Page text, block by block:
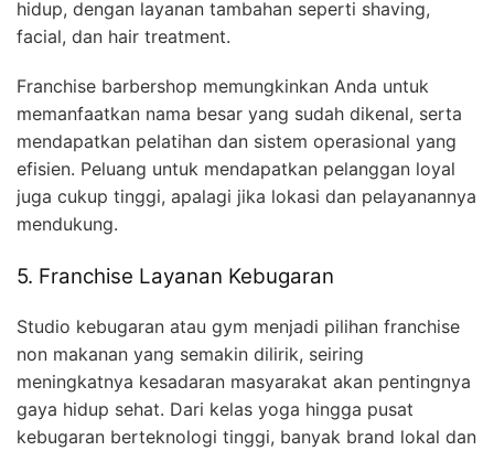
hidup, dengan layanan tambahan seperti shaving,
facial, dan hair treatment.
Franchise barbershop memungkinkan Anda untuk
memanfaatkan nama besar yang sudah dikenal, serta
mendapatkan pelatihan dan sistem operasional yang
efisien. Peluang untuk mendapatkan pelanggan loyal
juga cukup tinggi, apalagi jika lokasi dan pelayanannya
mendukung.
5. Franchise Layanan Kebugaran
Studio kebugaran atau gym menjadi pilihan franchise
non makanan yang semakin dilirik, seiring
meningkatnya kesadaran masyarakat akan pentingnya
gaya hidup sehat. Dari kelas yoga hingga pusat
kebugaran berteknologi tinggi, banyak brand lokal dan